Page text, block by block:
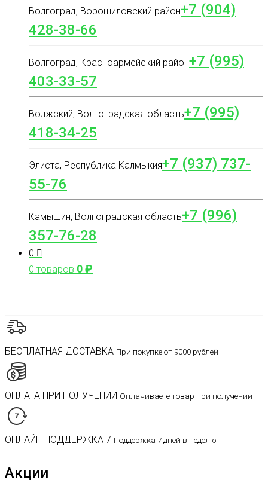
Волгоград, Ворошиловский район+7 (904)
428-38-66
Волгоград, Красноармейский район+7 (995)
403-33-57
Волжский, Волгоградская область+7 (995)
418-34-25
Элиста, Республика Калмыкия+7 (937) 737-
55-76
Камышин, Волгоградская область+7 (996)
357-76-28
0
0 товаров 0₽
БЕСПЛАТНАЯ ДОСТАВКА При покупке от 9000 рублей
ОПЛАТА ПРИ ПОЛУЧЕНИИ Оплачиваете товар при получении
ОНЛАЙН ПОДДЕРЖКА 7 Поддержка 7 дней в неделю
Акции